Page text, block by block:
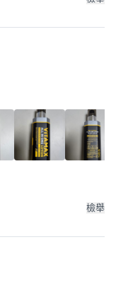
檢舉